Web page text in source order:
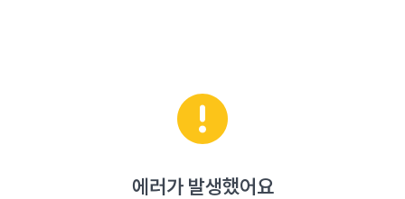
에러가 발생했어요